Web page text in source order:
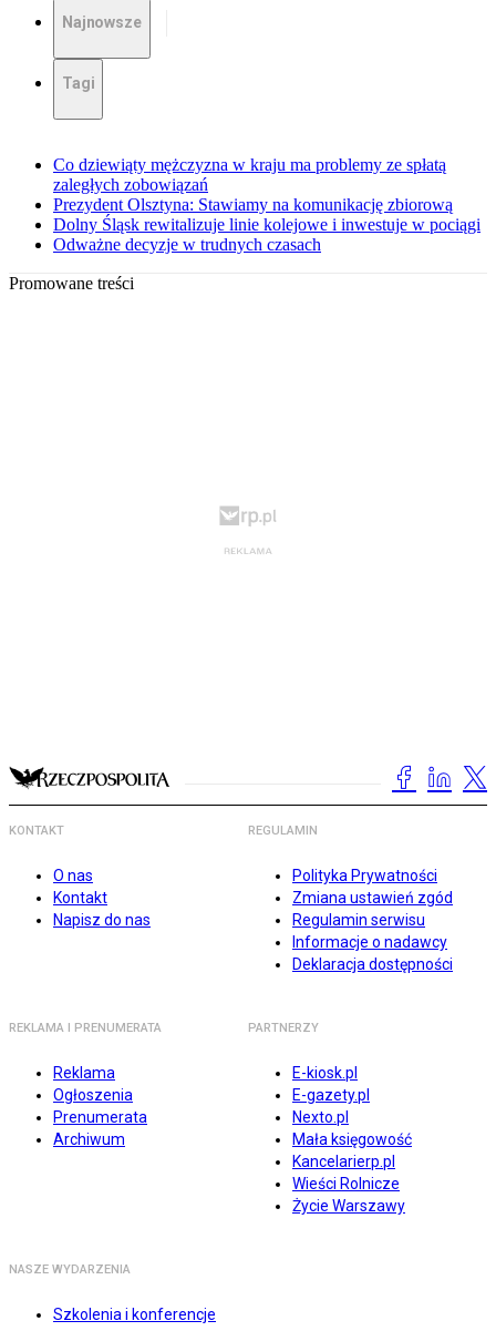
Najnowsze
Tagi
Co dziewiąty mężczyzna w kraju ma problemy ze spłatą
zaległych zobowiązań
Prezydent Olsztyna: Stawiamy na komunikację zbiorową
Dolny Śląsk rewitalizuje linie kolejowe i inwestuje w pociągi
Odważne decyzje w trudnych czasach
Promowane treści
KONTAKT
O nas
Kontakt
Napisz do nas
REGULAMIN
Polityka Prywatności
Zmiana ustawień zgód
Regulamin serwisu
Informacje o nadawcy
Deklaracja dostępności
REKLAMA I PRENUMERATA
Reklama
Ogłoszenia
Prenumerata
Archiwum
PARTNERZY
E-kiosk.pl
E-gazety.pl
Nexto.pl
Mała księgowość
Kancelarierp.pl
Wieści Rolnicze
Życie Warszawy
NASZE WYDARZENIA
Szkolenia i konferencje